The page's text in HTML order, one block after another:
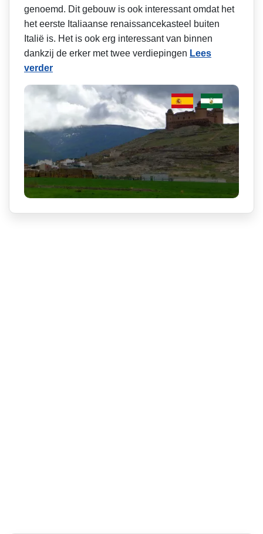
genoemd. Dit gebouw is ook interessant omdat het
het eerste Italiaanse renaissancekasteel buiten
Italië is. Het is ook erg interessant van binnen
dankzij de erker met twee verdiepingen Lees
verder